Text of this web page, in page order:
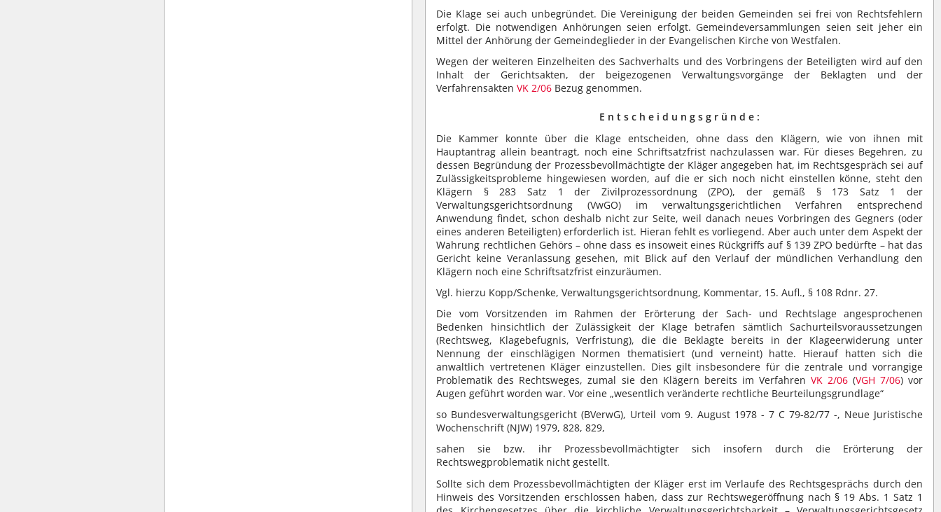
Die Klage sei auch unbegründet. Die Vereinigung der beiden Gemeinden sei frei von Rechtsfehlern
erfolgt. Die notwendigen Anhörungen seien erfolgt. Gemeindeversammlungen seien seit jeher ein
Mittel der Anhörung der Gemeindeglieder in der Evangelischen Kirche von Westfalen.
Wegen der weiteren Einzelheiten des Sachverhalts und des Vorbringens der Beteiligten wird auf den
Inhalt der Gerichtsakten, der beigezogenen Verwaltungsvorgänge der Beklagten und der
VerfahrensaktenVK 2/06 Bezug genommen.
E n t s c h e i d u n g s g r ü n d e :
Die Kammer konnte über die Klage entscheiden, ohne dass den Klägern, wie von ihnen mit
Hauptantrag allein beantragt, noch eine Schriftsatzfrist nachzulassen war. Für dieses Begehren, zu
dessen Begründung der Prozessbevollmächtigte der Kläger angegeben hat, im Rechtsgespräch sei auf
Zulässigkeitsprobleme hingewiesen worden, auf die er sich noch nicht einstellen könne, steht den
Klägern § 283 Satz 1 der Zivilprozessordnung (ZPO), der gemäß § 173 Satz 1 der
Verwaltungsgerichtsordnung (VwGO) im verwaltungsgerichtlichen Verfahren entsprechend
Anwendung findet, schon deshalb nicht zur Seite, weil danach neues Vorbringen des Gegners (oder
eines anderen Beteiligten) erforderlich ist. Hieran fehlt es vorliegend. Aber auch unter dem Aspekt der
Wahrung rechtlichen Gehörs – ohne dass es insoweit eines Rückgriffs auf § 139 ZPO bedürfte – hat das
Gericht keine Veranlassung gesehen, mit Blick auf den Verlauf der mündlichen Verhandlung den
Klägern noch eine Schriftsatzfrist einzuräumen.
Vgl. hierzu Kopp/Schenke, Verwaltungsgerichtsordnung, Kommentar, 15. Aufl., § 108 Rdnr. 27.
Die vom Vorsitzenden im Rahmen der Erörterung der Sach- und Rechtslage angesprochenen
Bedenken hinsichtlich der Zulässigkeit der Klage betrafen sämtlich Sachurteilsvoraussetzungen
(Rechtsweg, Klagebefugnis, Verfristung), die die Beklagte bereits in der Klageerwiderung unter
Nennung der einschlägigen Normen thematisiert (und verneint) hatte. Hierauf hatten sich die
anwaltlich vertretenen Kläger einzustellen. Dies gilt insbesondere für die zentrale und vorrangige
Problematik des Rechtsweges, zumal sie den Klägern bereits im Verfahren VK 2/06(VGH 7/06) vor
Augen geführt worden war. Vor eine „wesentlich veränderte rechtliche Beurteilungsgrundlage“
so Bundesverwaltungsgericht (BVerwG), Urteil vom 9. August 1978 - 7 C 79-82/77 -, Neue Juristische
Wochenschrift (NJW) 1979, 828, 829,
sahen sie bzw. ihr Prozessbevollmächtigter sich insofern durch die Erörterung der
Rechtswegproblematik nicht gestellt.
Sollte sich dem Prozessbevollmächtigten der Kläger erst im Verlaufe des Rechtsgesprächs durch den
Hinweis des Vorsitzenden erschlossen haben, dass zur Rechtswegeröffnung nach § 19 Abs. 1 Satz 1